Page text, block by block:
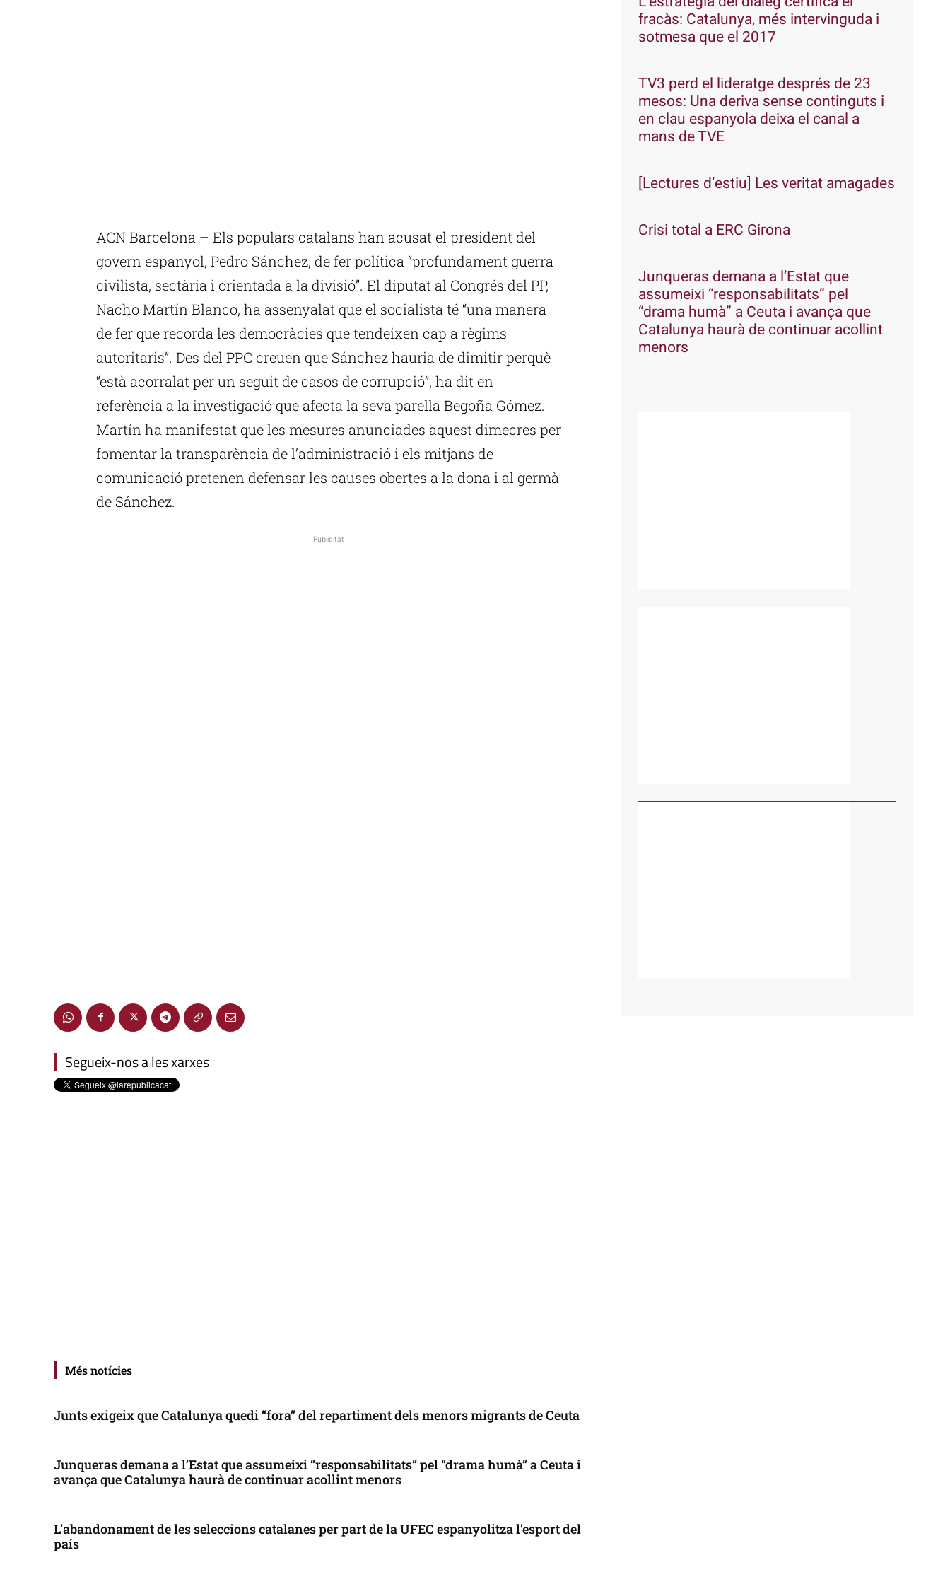
ACN Barcelona – Els populars catalans han acusat el president del
govern espanyol, Pedro Sánchez, de fer política “profundament guerra
civilista, sectària i orientada a la divisió”. El diputat al Congrés del PP,
Nacho Martín Blanco, ha assenyalat que el socialista té “una manera
de fer que recorda les democràcies que tendeixen cap a règims
autoritaris”. Des del PPC creuen que Sánchez hauria de dimitir perquè
“està acorralat per un seguit de casos de corrupció”, ha dit en
referència a la investigació que afecta la seva parella Begoña Gómez.
Martín ha manifestat que les mesures anunciades aquest dimecres per
fomentar la transparència de l’administració i els mitjans de
comunicació pretenen defensar les causes obertes a la dona i al germà
de Sánchez.
Publicitat
Segueix-nos a les xarxes
Més notícies
Junts exigeix que Catalunya quedi “fora” del repartiment dels menors migrants de Ceuta
Junqueras demana a l’Estat que assumeixi “responsabilitats” pel “drama humà” a Ceuta i
avança que Catalunya haurà de continuar acollint menors
L’abandonament de les seleccions catalanes per part de la UFEC espanyolitza l’esport del
país
fracàs: Catalunya, més intervinguda i
sotmesa que el 2017
TV3 perd el lideratge després de 23
mesos: Una deriva sense continguts i
en clau espanyola deixa el canal a
mans de TVE
[Lectures d’estiu] Les veritat amagades
Crisi total a ERC Girona
Junqueras demana a l’Estat que
assumeixi “responsabilitats” pel
“drama humà” a Ceuta i avança que
Catalunya haurà de continuar acollint
menors